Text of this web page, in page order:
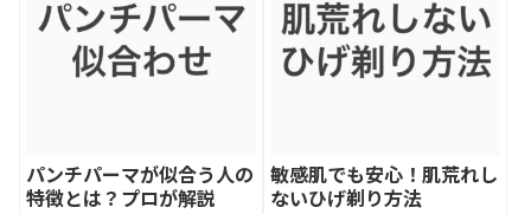
パンチパーマが似合う人の
特徴とは？プロが解説
敏感肌でも安心！肌荒れし
ないひげ剃り方法